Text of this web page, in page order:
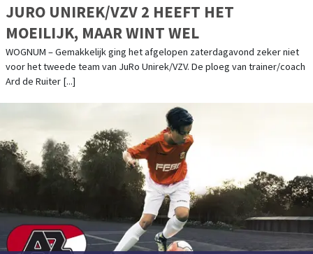
JURO UNIREK/VZV 2 HEEFT HET
MOEILIJK, MAAR WINT WEL
WOGNUM – Gemakkelijk ging het afgelopen zaterdagavond zeker niet
voor het tweede team van JuRo Unirek/VZV. De ploeg van trainer/coach
Ard de Ruiter [...]